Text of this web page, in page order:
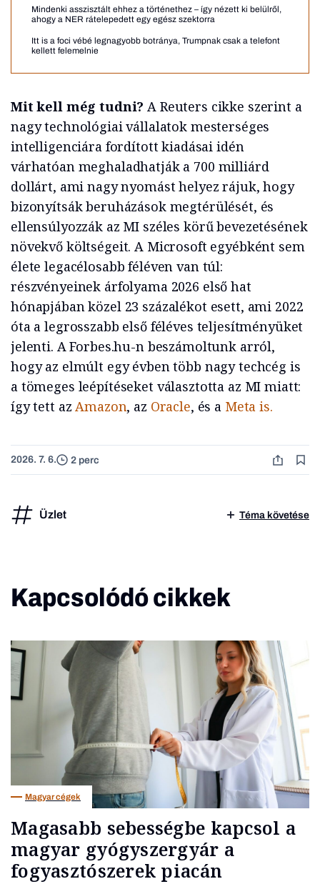
Mindenki asszisztált ehhez a történethez – így nézett ki belülről,
ahogy a NER rátelepedett egy egész szektorra
Itt is a foci vébé legnagyobb botránya, Trumpnak csak a telefont
kellett felemelnie
Mit kell még tudni? A Reuters cikke szerint a
nagy technológiai vállalatok mesterséges
intelligenciára fordított kiadásai idén
várhatóan meghaladhatják a 700 milliárd
dollárt, ami nagy nyomást helyez rájuk, hogy
bizonyítsák beruházások megtérülését, és
ellensúlyozzák az MI széles körű bevezetésének
növekvő költségeit. A Microsoft egyébként sem
élete legacélosabb féléven van túl:
részvényeinek árfolyama 2026 első hat
hónapjában közel 23 százalékot esett, ami 2022
óta a legrosszabb első féléves teljesítményüket
jelenti. A Forbes.hu-n beszámoltunk arról,
hogy az elmúlt egy évben több nagy techcég is
a tömeges leépítéseket választotta az MI miatt:
így tett azAmazon, az Oracle, és a Meta is.
2026. 7. 6. 2 perc
Üzlet Téma követése
Kapcsolódó cikkek
Magyar cégek
Magasabb sebességbe kapcsol a
magyar gyógyszergyár a
fogyasztószerek piacán